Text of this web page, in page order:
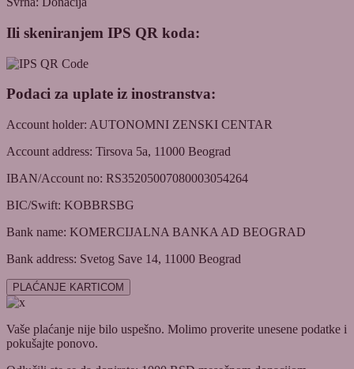
Ili skeniranjem IPS QR koda:
Podaci za uplate iz inostranstva:
Account holder: AUTONOMNI ZENSKI CENTAR
Account address: Tirsova 5a, 11000 Beograd
IBAN/Account no: RS35205007080003054264
BIC/Swift: KOBBRSBG
Bank name: KOMERCIJALNA BANKA AD BEOGRAD
Bank address: Svetog Save 14, 11000 Beograd
PLAĆANJE KARTICOM
Vaše plaćanje nije bilo uspešno. Molimo proverite unesene podatke i
pokušajte ponovo.